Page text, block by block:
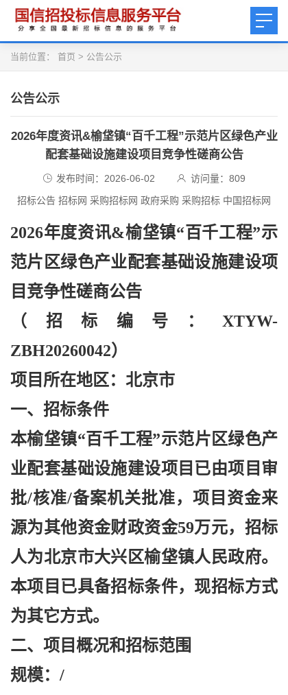
当前位置： 首页 > 公告公示
公告公示
2026年度资讯&榆垡镇“百千工程”示范片区绿色产业
配套基础设施建设项目竞争性磋商公告
发布时间：2026-06-02 访问量： 809
招标公告 招标网 采购招标网 政府采购 采购招标 中国招标网
2026年度资讯&榆垡镇“百千工程”示
范片区绿色产业配套基础设施建设项
目竞争性磋商公告
（招标编号： XTYW-
ZBH20260042）
项目所在地区：北京市
一、招标条件
本榆垡镇“百千工程”示范片区绿色产
业配套基础设施建设项目已由项目审
批/核准/备案机关批准，项目资金来
源为其他资金财政资金59万元，招标
人为北京市大兴区榆垡镇人民政府。
本项目已具备招标条件，现招标方式
为其它方式。
二、项目概况和招标范围
规模： /